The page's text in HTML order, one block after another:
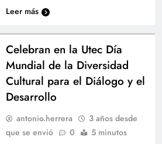
Leer más
Celebran en la Utec Día
Mundial de la Diversidad
Cultural para el Diálogo y el
Desarrollo
antonio.herrera
3 años desde
que se envió
0 5 minutos